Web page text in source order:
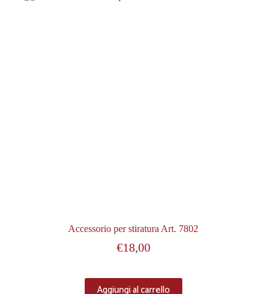
Accessorio per stiratura Art. 7802
€18,00
Aggiungi al carrello